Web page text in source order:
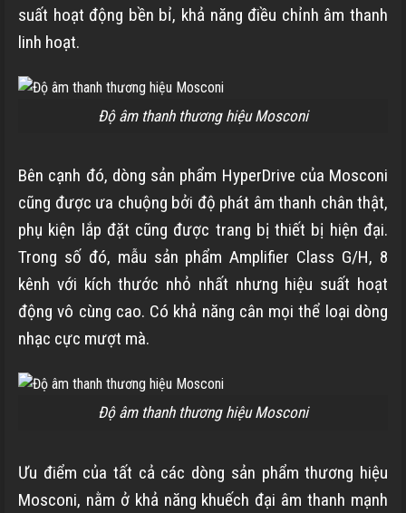
suất hoạt động bền bỉ, khả năng điều chỉnh âm thanh
linh hoạt.
Độ âm thanh thương hiệu Mosconi
Bên cạnh đó, dòng sản phẩm HyperDrive của Mosconi
cũng được ưa chuộng bởi độ phát âm thanh chân thật,
phụ kiện lắp đặt cũng được trang bị thiết bị hiện đại.
Trong số đó, mẫu sản phẩm Amplifier Class G/H, 8
kênh với kích thước nhỏ nhất nhưng hiệu suất hoạt
động vô cùng cao. Có khả năng cân mọi thể loại dòng
nhạc cực mượt mà.
Độ âm thanh thương hiệu Mosconi
Ưu điểm của tất cả các dòng sản phẩm thương hiệu
Mosconi, nằm ở khả năng khuếch đại âm thanh mạnh